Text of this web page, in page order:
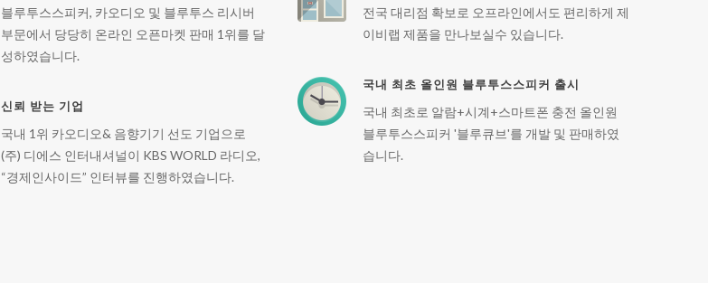
블루투스스피커, 카오디오 및 블루투스 리시버
부문에서 당당히 온라인 오픈마켓 판매 1위를 달
성하였습니다.
신뢰 받는 기업
국내 1위 카오디오& 음향기기 선도 기업으로
(주) 디에스 인터내셔널이 KBS WORLD 라디오,
“경제인사이드” 인터뷰를 진행하였습니다.
전국 대리점 확보로 오프라인에서도 편리하게 제
이비랩 제품을 만나보실수 있습니다.
국내 최초 올인원 블루투스스피커 출시
국내 최초로 알람+시계+스마트폰 충전 올인원
블루투스스피커 '블루큐브'를 개발 및 판매하였
습니다.